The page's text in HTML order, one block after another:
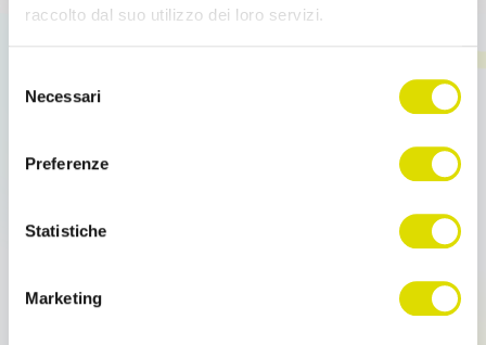
raccolto dal suo utilizzo dei loro servizi.
all'informativa:
https://www.ordersender.com/cookie-
delNecessari
Preferenze
Statistiche
Marketing
Manual
La respuesta a todas tus preguntas.